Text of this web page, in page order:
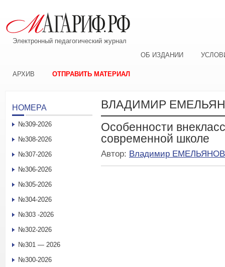
Электронный педагогический журнал
ОБ ИЗДАНИИ
АРХИВ ОТПРАВИТЬ МАТЕРИАЛ
ВЛАДИМИР
Особенности
современной школе
Автор: Владимир ЕМЕЛЬЯНОВ
НОМЕРА
№309-2026
№308-2026
№307-2026
№306-2026
№305-2026
№304-2026
№303 -2026
№302-2026
№301 — 2026
№300-2026